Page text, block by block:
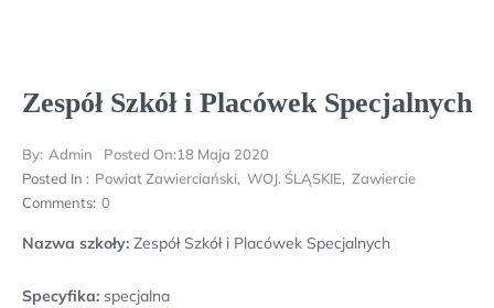
Zespół Szkół i Placówek Specjalnych
By: Admin Posted On:18 Maja 2020
Posted In : Powiat Zawierciański, WOJ. ŚLĄSKIE, Zawiercie
Comments: 0
Nazwa szkoły: Zespół Szkół i Placówek Specjalnych
Specyfika: specjalna